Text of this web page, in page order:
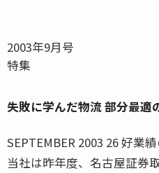
2003年9月号
特集
失敗に学んだ物流 部分最適
SEPTEMBER 2003 26 好業
当社は昨年度、名古屋証券